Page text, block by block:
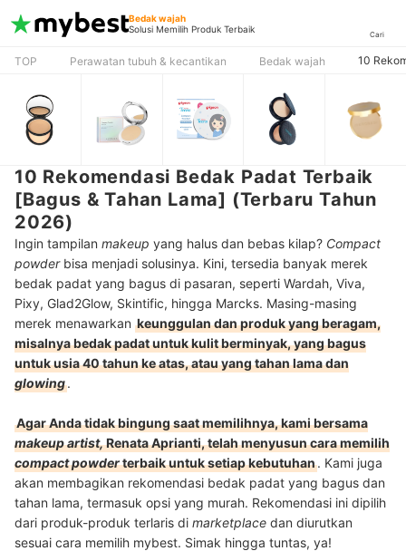
Bedak wajah
Solusi Memilih Produk Terbaik
Cari
TOP Perawatan tubuh & kecantikan Bedak wajah 10
10 Rekomendasi Bedak Padat Terbaik
[Bagus & Tahan Lama] (Terbaru Tahun
2026)
Ingin tampilan makeup yang halus dan bebas kilap? Compact
powderbisa menjadi solusinya. Kini, tersedia banyak merek
bedak padat yang bagus di pasaran, seperti Wardah, Viva,
Pixy, Glad2Glow, Skintific, hingga Marcks. Masing-masing
merek menawarkan keunggulan dan produk yang beragam,
misalnya bedak padat untuk kulit berminyak, yang bagus
untuk usia 40 tahun ke atas, atau yang tahan lama dan
glowing.
Agar Anda tidak bingung saat memilihnya, kami bersama
makeup artist,Renata Aprianti, telah menyusun cara memilih
compact powderterbaik untuk setiap kebutuhan. Kami juga
akan membagikan rekomendasi bedak padat yang bagus dan
tahan lama, termasuk opsi yang murah. Rekomendasi ini dipilih
dari produk-produk terlaris di marketplace dan diurutkan
sesuai cara memilih mybest. Simak hingga tuntas, ya!